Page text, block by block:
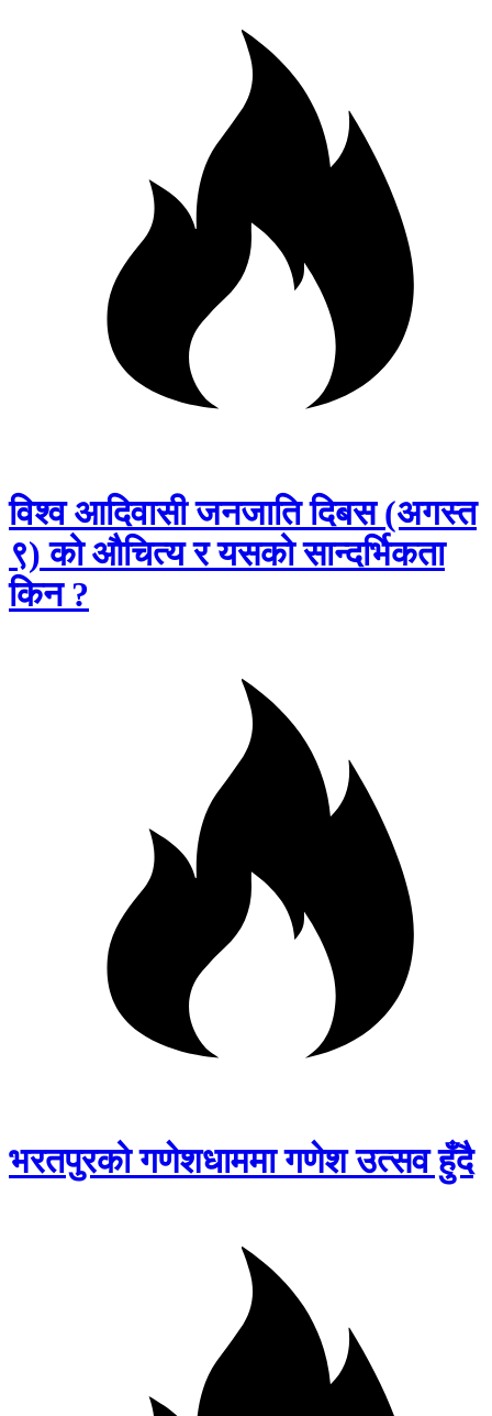
विश्व आदिवासी जनजाति दिबस (अगस्त
९) को औचित्य र यसको सान्दर्भिकता
किन ?
भरतपुरको गणेशधाममा गणेश उत्सव हुँदै